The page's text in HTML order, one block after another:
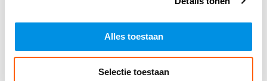
Alles toestaan
Selectie toestaan
dient te worden
opgenomen hoe risico’s het beste zijn te reduceren. Dit
draagt bij aan het waarborgen van de veiligheid en het
beperken van de gevolgen bij noodsituaties. Door de
juiste veiligheidsmaatregelente nemen, kunnen ernstige
ongelukken worden voorkomen.